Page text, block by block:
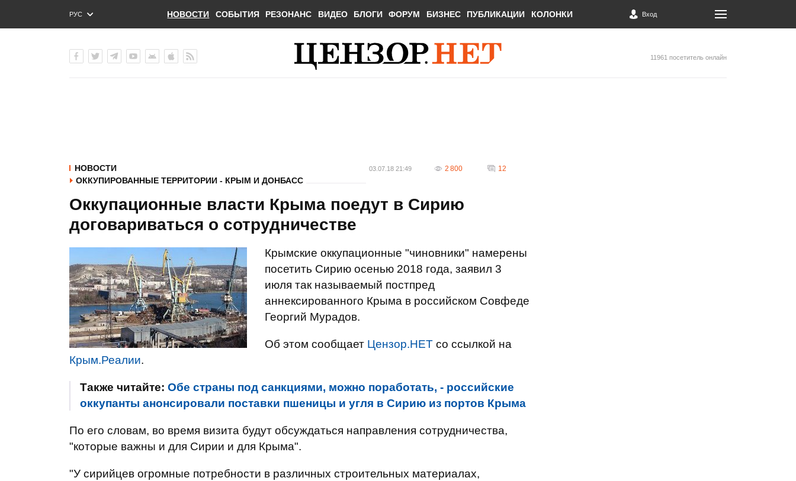
РУС
ENG
НОВОСТИ СОБЫТИЯ РЕЗОНАНС ВИДЕО БЛОГИ ФОРУМ БИЗНЕС ПУБЛИКАЦИИ КОЛОНКИ Вход
11961 посетитель онлайн
НОВОСТИ
ОККУПИРОВАННЫЕ ТЕРРИТОРИИ - КРЫМ И ДОНБАСС
03.07.18 21:49 2 800 12
Оккупационные власти Крыма поедут в Сирию
договариваться о сотрудничестве
Крымские оккупационные "чиновники" намерены
посетить Сирию осенью 2018 года, заявил 3
июля так называемый постпред
аннексированного Крыма в российском Совфеде
Георгий Мурадов.
Об этом сообщает Цензор.НЕТ со ссылкой на
Крым.Реалии.
Также читайте: Обе страны под санкциями, можно поработать, - российские
оккупанты анонсировали поставки пшеницы и угля в Сирию из портов Крыма
По его словам, во время визита будут обсуждаться направления сотрудничества,
"которые важны и для Сирии и для Крыма".
"У сирийцев огромные потребности в различных строительных материалах,